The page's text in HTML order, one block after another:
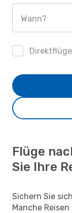
Wann?
Direktflüge
Flüge
Sie Ihre
Sichern Sie
Manche